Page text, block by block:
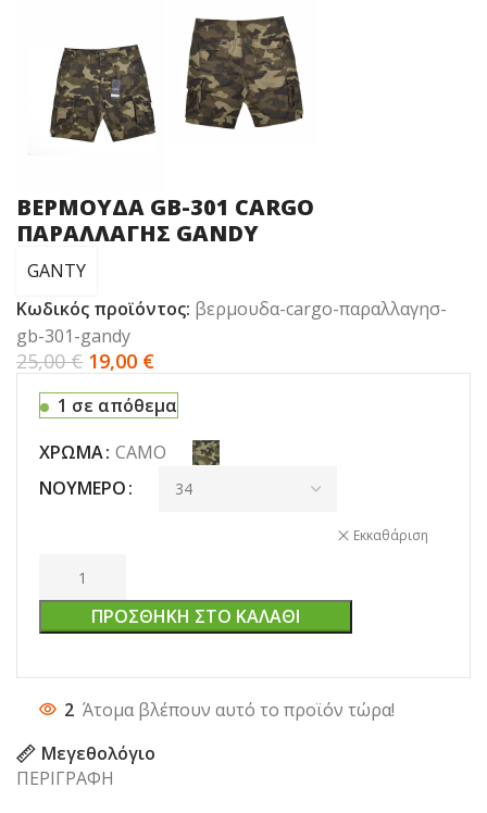
ΒΕΡΜΟΥΔΑ GB-301 CARGO
ΠΑΡΑΛΛΑΓΗΣ GANDY
GANTY
Κωδικός προϊόντος: βερμουδα-cargo-παραλλαγησ-
gb-301-gandy
25,00€ 19,00 €
1 σε απόθεμα
ΧΡΏΜΑ CAMO
ΝΟΎΜΕΡΟ
Εκκαθάριση
ΠΡΟΣΘΉΚΗ ΣΤΟ ΚΑΛΆΘΙ
2 Άτομα βλέπουν αυτό το προϊόν τώρα!
Μεγεθολόγιο
ΠΕΡΙΓΡΑΦΗ